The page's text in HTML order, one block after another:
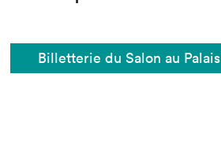
Billetterie du Salon au Palais